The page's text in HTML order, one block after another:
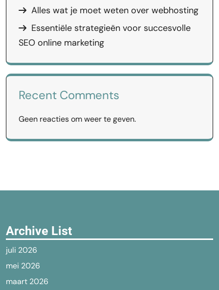
Alles wat je moet weten over webhosting
Essentiële strategieën voor succesvolle
SEO online marketing
Recent Comments
Geen reacties om weer te geven.
Archive List
juli 2026
mei 2026
maart 2026